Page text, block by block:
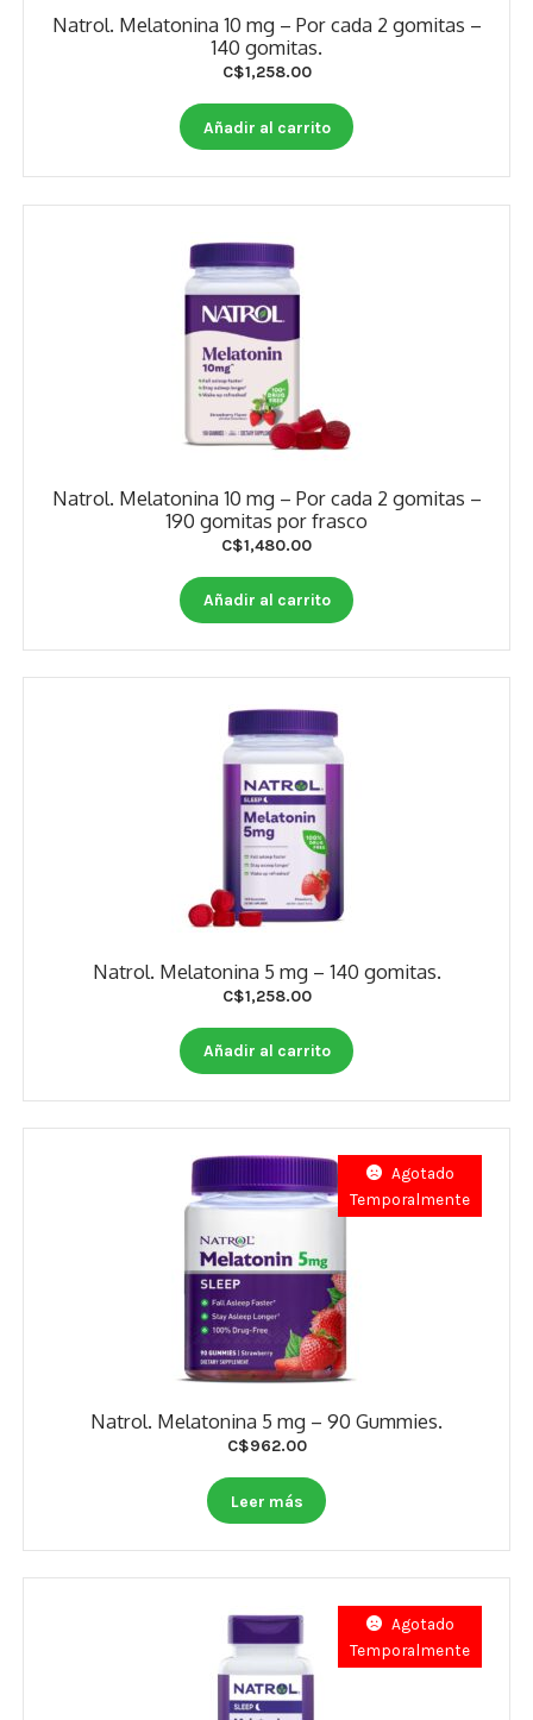
Natrol. Melatonina 10 mg – Por cada 2 gomitas –
140 gomitas.
C$1,258.00
Añadir al carrito
Natrol. Melatonina 10 mg – Por cada 2 gomitas –
190 gomitas por frasco
C$1,480.00
Añadir al carrito
Natrol. Melatonina 5 mg – 140 gomitas.
C$1,258.00
Añadir al carrito
Natrol. Melatonina 5 mg – 90 Gummies.
Agotado
Temporalmente
C$962.00
Leer más
Agotado
Temporalmente